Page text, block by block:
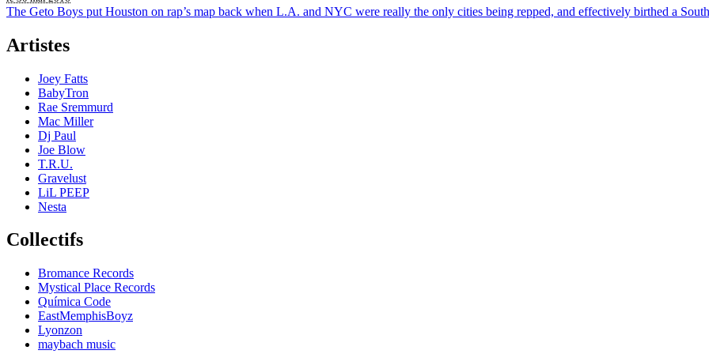
The Geto Boys put Houston on rap’s map back when L.A. and NYC were really the only cities being repped, and effectively birthed a
Artistes
Joey Fatts
BabyTron
Rae Sremmurd
Mac Miller
Dj Paul
Joe Blow
T.R.U.
Gravelust
LiL PEEP
Nesta
Collectifs
Bromance Records
Mystical Place Records
Química Code
EastMemphisBoyz
Lyonzon
maybach music